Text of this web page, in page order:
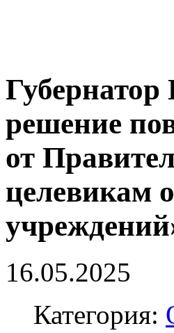
решение
от
целевикам
16.05.2025
Категория: